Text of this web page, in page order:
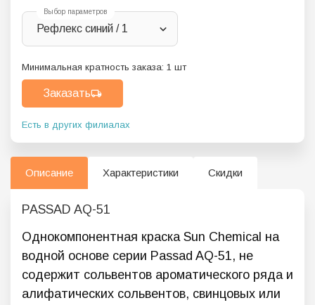
Выбор параметров
Рефлекс синий / 1
Минимальная кратность заказа: 1 шт
Заказать
Есть в других филиалах
Описание Характеристики Скидки
PASSAD AQ-51
Однокомпонентная краска Sun Chemical на
водной основе серии Passad AQ-51, не
содержит сольвентов ароматического ряда и
алифатических сольвентов, свинцовых или